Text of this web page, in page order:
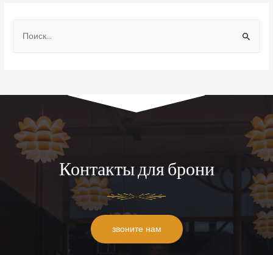
Контакты для брони
звоните нам